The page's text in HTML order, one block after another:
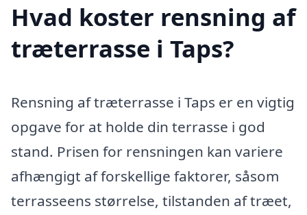
Hvad koster rensning af
træterrasse i Taps?
Rensning af træterrasse i Taps er en vigtig
opgave for at holde din terrasse i god
stand. Prisen for rensningen kan variere
afhængigt af forskellige faktorer, såsom
terrasseens størrelse, tilstanden af træet,